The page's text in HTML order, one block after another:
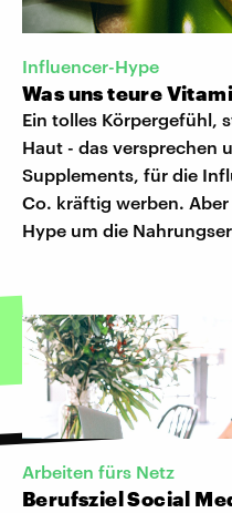
Influencer-Hype
Was uns teure
Ein tolles Körpergefühl,
Haut - das versprechen
Supplements, für die
Co. kräftig werben.
Hype um die
Arbeiten fürs Netz
Berufsziel Social